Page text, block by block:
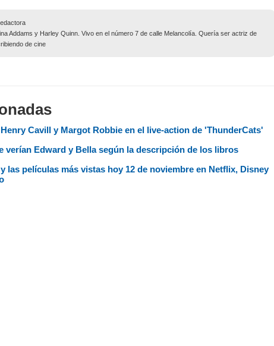
Addams y Harley Quinn. Vivo en el número 7 de calle Melancolía. Quería ser actriz de
de cine
Cavill y Margot Robbie en el live-action de 'ThunderCats'
verían Edward y Bella según la descripción de los libros
las películas más vistas hoy 12 de noviembre en Netflix, Disney